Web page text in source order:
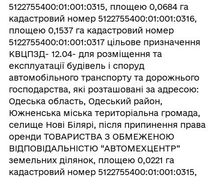
5122755400:01:001:0315, площею 0,0684 га
кадастровий номер 5122755400:01:001:0316,
площею 0,1537 га кадастровий номер
5122755400:01:001:0317 цільове призначення
КВЦПЗД- 12.04- для розміщення та
експлуатації будівель і споруд
автомобільного транспорту та дорожнього
господарства, які розташовані за адресою:
Одеська область, Одеський район,
Южненська міська територіальна громада,
селище Нові Білярі, після припинення права
оренди ТОВАРИСТВА З ОБМЕЖЕНОЮ
ВІДПОВІДАЛЬНІСТЮ “АВТОМЕХЦЕНТР”
земельних ділянок, площею 0,0221 га
кадастровий номер 5122755400:01:001:0315,